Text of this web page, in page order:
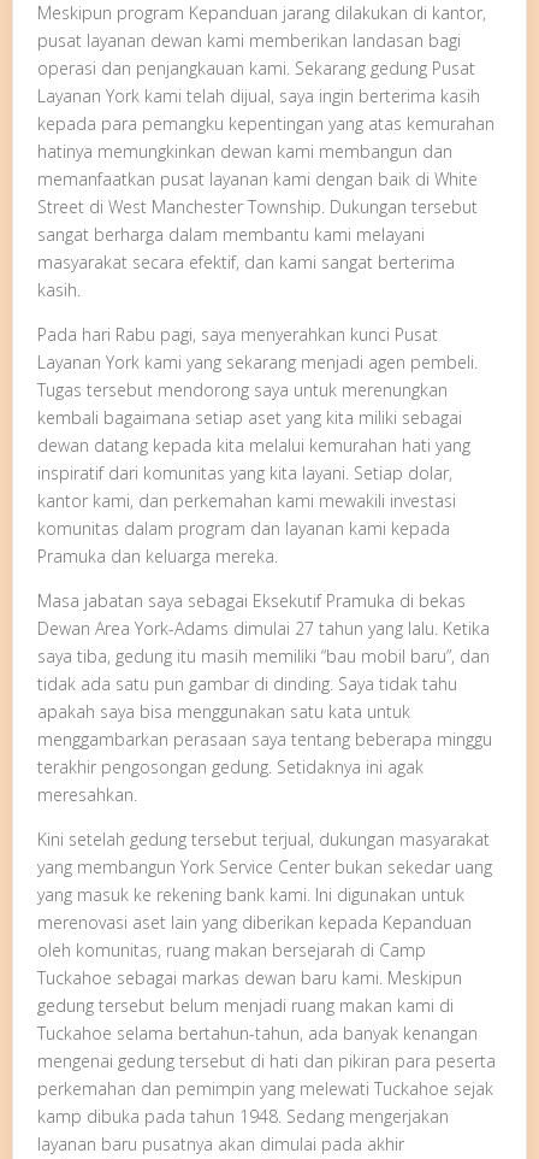
Meskipun program Kepanduan jarang dilakukan di kantor,
pusat layanan dewan kami memberikan landasan bagi
operasi dan penjangkauan kami. Sekarang gedung Pusat
Layanan York kami telah dijual, saya ingin berterima kasih
kepada para pemangku kepentingan yang atas kemurahan
hatinya memungkinkan dewan kami membangun dan
memanfaatkan pusat layanan kami dengan baik di White
Street di West Manchester Township. Dukungan tersebut
sangat berharga dalam membantu kami melayani
masyarakat secara efektif, dan kami sangat berterima
kasih.
Pada hari Rabu pagi, saya menyerahkan kunci Pusat
Layanan York kami yang sekarang menjadi agen pembeli.
Tugas tersebut mendorong saya untuk merenungkan
kembali bagaimana setiap aset yang kita miliki sebagai
dewan datang kepada kita melalui kemurahan hati yang
inspiratif dari komunitas yang kita layani. Setiap dolar,
kantor kami, dan perkemahan kami mewakili investasi
komunitas dalam program dan layanan kami kepada
Pramuka dan keluarga mereka.
Masa jabatan saya sebagai Eksekutif Pramuka di bekas
Dewan Area York-Adams dimulai 27 tahun yang lalu. Ketika
saya tiba, gedung itu masih memiliki “bau mobil baru”, dan
tidak ada satu pun gambar di dinding. Saya tidak tahu
apakah saya bisa menggunakan satu kata untuk
menggambarkan perasaan saya tentang beberapa minggu
terakhir pengosongan gedung. Setidaknya ini agak
meresahkan.
Kini setelah gedung tersebut terjual, dukungan masyarakat
yang membangun York Service Center bukan sekedar uang
yang masuk ke rekening bank kami. Ini digunakan untuk
merenovasi aset lain yang diberikan kepada Kepanduan
oleh komunitas, ruang makan bersejarah di Camp
Tuckahoe sebagai markas dewan baru kami. Meskipun
gedung tersebut belum menjadi ruang makan kami di
Tuckahoe selama bertahun-tahun, ada banyak kenangan
mengenai gedung tersebut di hati dan pikiran para peserta
perkemahan dan pemimpin yang melewati Tuckahoe sejak
kamp dibuka pada tahun 1948. Sedang mengerjakan
layanan baru pusatnya akan dimulai pada akhir